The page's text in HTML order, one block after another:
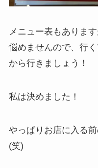
メニュー表もありま
悩めませんので、行
から行きましょう！
私は決めました！
やっぱりお店に入る
(笑)